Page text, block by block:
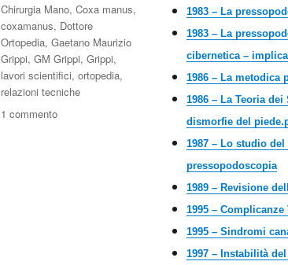
1983 – La
1983 – La
cibernetica –
1986 – La metodica
1986 – La Teoria
dismorfie del
1987 – Lo studio
pressopodoscopia
1989 – Revisione
1995 –
1995 – Sindromi
1997 – Instabilità
Tag
Chirurgia Mano, Coxa manus,
coxamanus, Dottore
Ortopedia, Gaetano Maurizio
Grippi, GM Grippi, Grippi,
lavori scientifici, ortopedia,
relazioni tecniche
1 commentosu